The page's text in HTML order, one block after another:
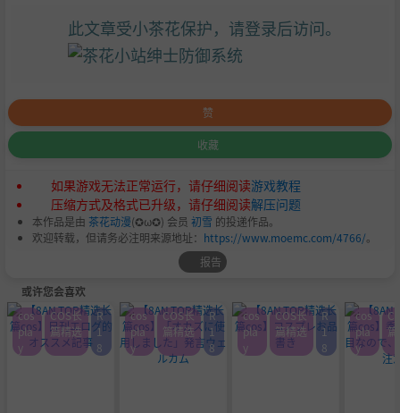
此文章受小茶花保护，请登录后访问。
赞
收藏
如果游戏无法正常运行，请仔细阅读游戏教程
压缩方式及格式已升级，请仔细阅读解压问题
本作品是由 茶花动漫(✪ω✪) 会员 初雪 的投递作品。
欢迎转载，但请务必注明来源地址： https://www.moemc.com/4766/。
报告
或许您会喜欢
cos
pla
y
COS长
篇精选
R
1
8
cos
pla
y
COS长
篇精选
R
1
8
cos
pla
y
COS长
篇精选
R
1
8
cos
pla
y